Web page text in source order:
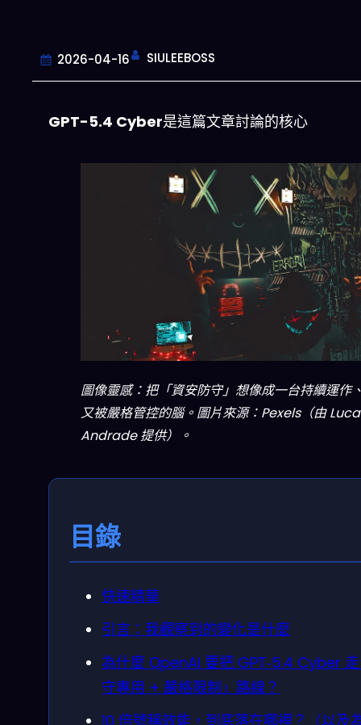
2026-04-16 SIULEEBOSS
GPT-5.4 Cyber是這篇文章討論的核心
圖像靈感：把「資安防守」想像成一台持續運作
又被嚴格管控的腦。圖片來源：Pexels（由
Andrade 提供）。
目錄
快速精華
引言：我觀察到的變化是什麼
為什麼 OpenAI 要把 GPT‑5.4 Cyber
守專用 + 嚴格限制」路線？
10 倍號稱效能，到底落在哪裡？（以及